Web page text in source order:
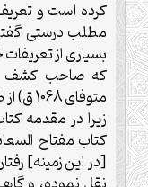
كرده است و
مطلب درستى گفته
بسيارى از
كه صاحب كشف
زيرا در مقدمه
كتاب مفتاح
[در اين زمينه]